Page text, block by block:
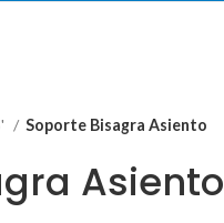
Soporte Bisagra Asiento
Asiento